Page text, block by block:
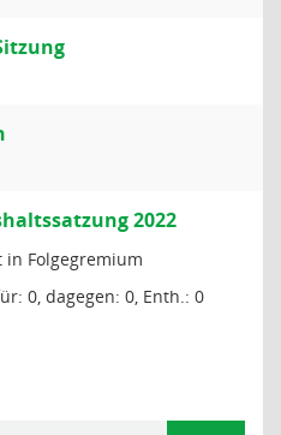
2022
in Folgegremium
0, dagegen: 0, Enth.: 0